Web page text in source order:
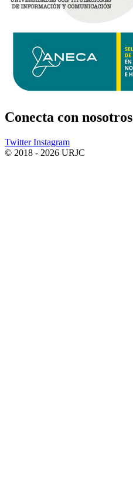
Conecta con nosotros
Twitter Instagram
© 2018 - 2026 URJC